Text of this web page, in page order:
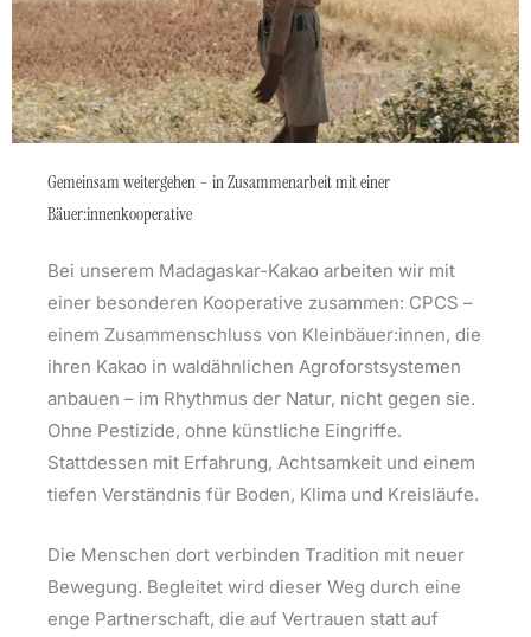
Gemeinsam weitergehen – in Zusammenarbeit mit einer
Bäuer:innenkooperative
Bei unserem Madagaskar-Kakao arbeiten wir mit
einer besonderen Kooperative zusammen: CPCS –
einem Zusammenschluss von Kleinbäuer:innen, die
ihren Kakao in waldähnlichen Agroforstsystemen
anbauen – im Rhythmus der Natur, nicht gegen sie.
Ohne Pestizide, ohne künstliche Eingriffe.
Stattdessen mit Erfahrung, Achtsamkeit und einem
tiefen Verständnis für Boden, Klima und Kreisläufe.
Die Menschen dort verbinden Tradition mit neuer
Bewegung. Begleitet wird dieser Weg durch eine
enge Partnerschaft, die auf Vertrauen statt auf